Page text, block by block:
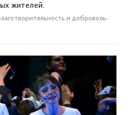
жителей.
и доброволь­